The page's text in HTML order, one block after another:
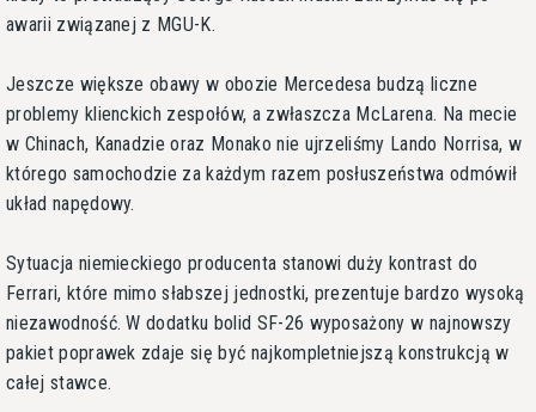
awarii związanej z MGU-K.
Jeszcze większe obawy w obozie Mercedesa budzą liczne
problemy klienckich zespołów, a zwłaszcza McLarena. Na mecie
w Chinach, Kanadzie oraz Monako nie ujrzeliśmy Lando Norrisa, w
którego samochodzie za każdym razem posłuszeństwa odmówił
układ napędowy.
Sytuacja niemieckiego producenta stanowi duży kontrast do
Ferrari, które mimo słabszej jednostki, prezentuje bardzo wysoką
niezawodność. W dodatku bolid SF-26 wyposażony w najnowszy
pakiet poprawek zdaje się być najkompletniejszą konstrukcją w
całej stawce.